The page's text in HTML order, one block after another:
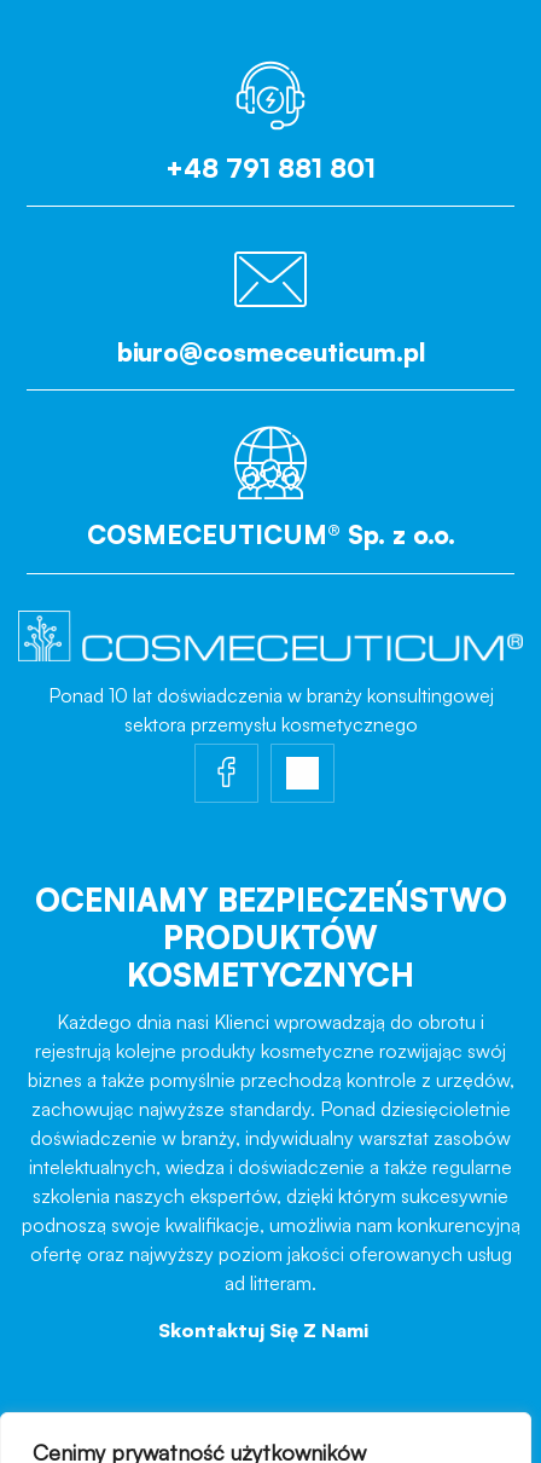
Cenimy prywatność użytkowników
+48 791 881 801
biuro@cosmeceuticum.pl
COSMECEUTICUM® Sp. z o.o.
Ponad 10 lat doświadczenia w branży konsultingowej
sektora przemysłu kosmetycznego
OCENIAMY BEZPIECZEŃSTWO
PRODUKTÓW
KOSMETYCZNYCH
Każdego dnia nasi Klienci wprowadzają do obrotu i
rejestrują kolejne produkty kosmetyczne rozwijając swój
biznes a także pomyślnie przechodzą kontrole z urzędów,
zachowując najwyższe standardy. Ponad dziesięcioletnie
doświadczenie w branży, indywidualny warsztat zasobów
intelektualnych, wiedza i doświadczenie a także regularne
szkolenia naszych ekspertów, dzięki którym sukcesywnie
podnoszą swoje kwalifikacje, umożliwia nam konkurencyjną
ofertę oraz najwyższy poziom jakości oferowanych usług
ad litteram.
Skontaktuj Się Z Nami